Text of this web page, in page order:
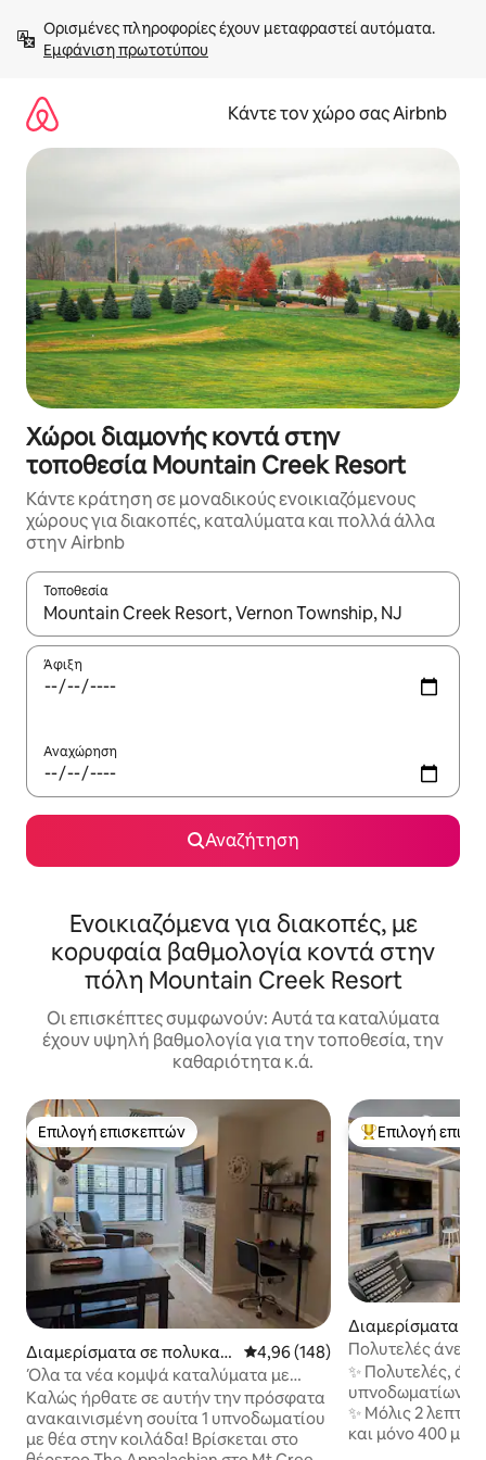
στο
περιεχόμενοΕμφάνιση πρωτοτύπου
Κάντε τον χώρο σας Airbnb
Χώροι διαμονής κοντά στην
τοποθεσία Mountain Creek Resort
Κάντε κράτηση σε μοναδικούς ενοικιαζόμενους
χώρους για διακοπές, καταλύματα και πολλά άλλα
στην Airbnb
Τοποθεσία
Όταν τα αποτελέσματα είναι διαθέσιμα, μπορείτε να
Άφιξη
Αναχώρηση
Αναζήτηση
Ενοικιαζόμενα για διακοπές, με
κορυφαία βαθμολογία κοντά στην
πόλη Mountain Creek Resort
Οι επισκέπτες συμφωνούν: Αυτά τα καταλύματα
έχουν υψηλή βαθμολογία για την τοποθεσία, την
καθαριότητα κ.ά.
Επιλογή επισκεπτών
Επιλογή επισκεπτών
Διαμερίσματα σε πολυκατ
οικία στην πόλη Vernon To
wnship
Μέση βαθμολογία: 4,96 στα 5,
4,96 (148)
Όλα τα νέα κομψά καταλύματα με
πρόσβαση σε σκι και κρεβάτι king size
Καλώς ήρθατε σε αυτήν την πρόσφατα
ανακαινισμένη σουίτα 1 υπνοδωματίου
με θέα στην κοιλάδα! Βρίσκεται στο
Κορυφαία
Επιλογή
Διαμερίσματα
ικία στην πόλη
nship
Πολυτελές
2 υπνοδωμάτια-2
✨ Πολυτελές,
υπνοδωματίων/2
✨ Μόλις 2 λεπτά
και μόνο 400